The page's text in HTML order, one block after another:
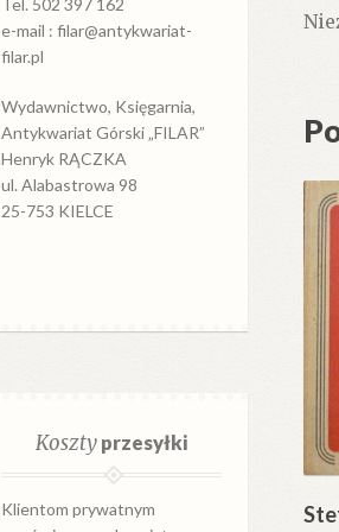
e-mail : filar@antykwariat-
filar.pl
Wydawnictwo, Księgarnia,
Antykwariat Górski „FILAR”
Henryk RĄCZKA
ul. Alabastrowa 98
25-753 KIELCE
Kosztyprzesyłki
Klientom prywatnym